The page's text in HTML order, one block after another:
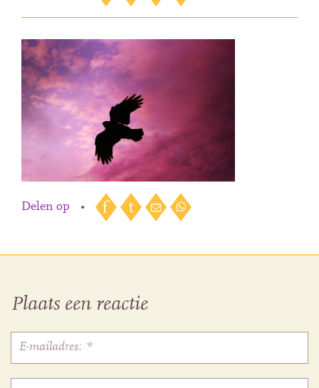
Delen op •
Plaats een reactie